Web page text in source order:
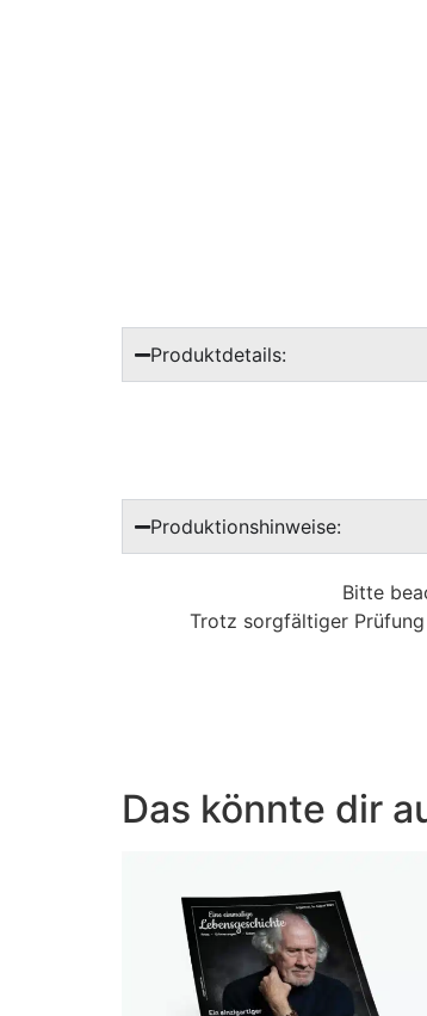
Produktdetails:
Produktionshinweise:
Bitte
Trotz sorgfältiger
Das könnte dir